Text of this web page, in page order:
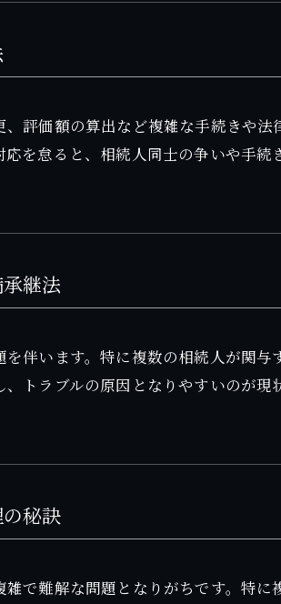
評価額の算出など複雑な手続きや法
を怠ると、相続人同士の争いや手続
継法
伴います。特に複数の相続人が関与
トラブルの原因となりやすいのが現
秘訣
で難解な問題となりがちです。特に